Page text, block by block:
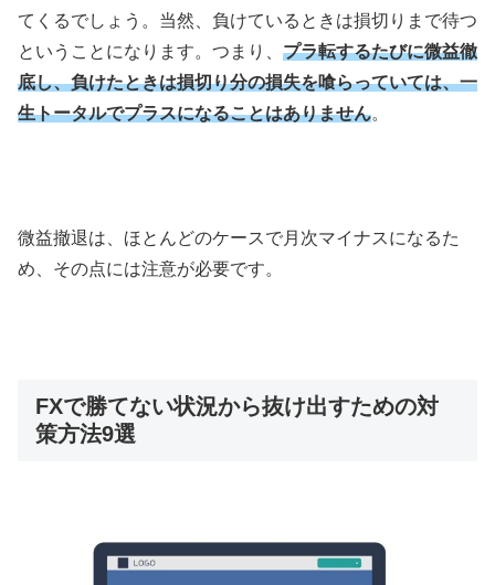
てくるでしょう。当然、負けているときは損切りまで待つ
ということになります。つまり、 プラ転するたびに微益徹
底し、負けたときは損切り分の損失を喰らっていては、一
生トータルでプラスになることはありません。
微益撤退は、ほとんどのケースで月次マイナスになるた
め、その点には注意が必要です。
FXで勝てない状況から抜け出すための対
策方法9選